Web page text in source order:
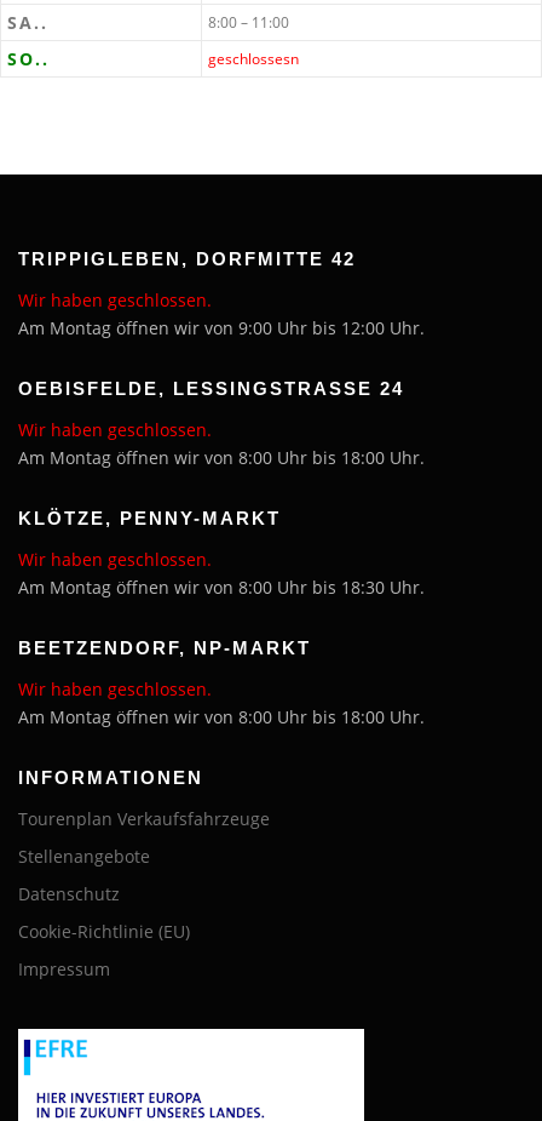
SA.. 8:00 – 11:00
SO.. geschlossesn
TRIPPIGLEBEN, DORFMITTE 42
Wir haben geschlossen.
Am Montag öffnen wir von 9:00 Uhr bis 12:00 Uhr.
OEBISFELDE, LESSINGSTRASSE 24
Wir haben geschlossen.
Am Montag öffnen wir von 8:00 Uhr bis 18:00 Uhr.
KLÖTZE, PENNY-MARKT
Wir haben geschlossen.
Am Montag öffnen wir von 8:00 Uhr bis 18:30 Uhr.
BEETZENDORF, NP-MARKT
Wir haben geschlossen.
Am Montag öffnen wir von 8:00 Uhr bis 18:00 Uhr.
INFORMATIONEN
Tourenplan Verkaufsfahrzeuge
Stellenangebote
Datenschutz
Cookie-Richtlinie (EU)
Impressum